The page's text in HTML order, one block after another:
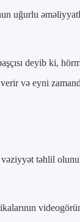
uğurlu
deyib ki,
və eyni
təhlil